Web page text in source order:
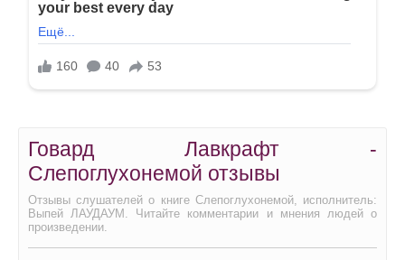
Говард Лавкрафт -
Слепоглухонемой отзывы
Отзывы слушателей о книге Слепоглухонемой, исполнитель:
Выпей ЛАУДАУМ. Читайте комментарии и мнения людей о
произведении.